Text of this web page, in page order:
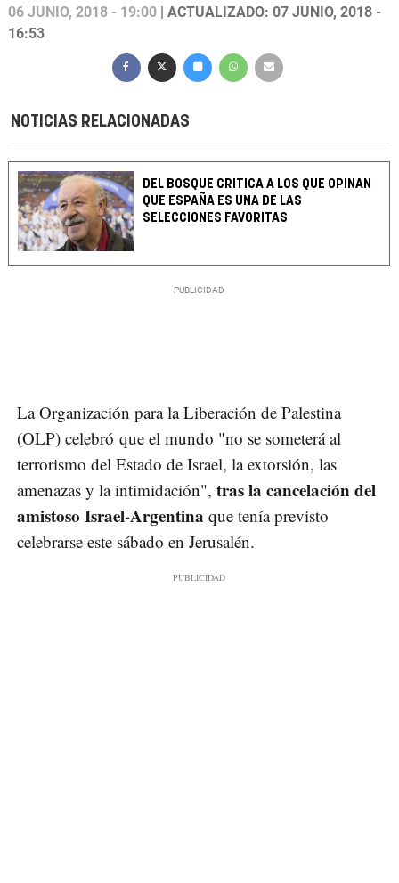
06 JUNIO, 2018 - 19:00 | ACTUALIZADO: 07 JUNIO, 2018 -
16:53
NOTICIAS RELACIONADAS
DEL BOSQUE CRITICA A LOS QUE OPINAN
QUE ESPAÑA ES UNA DE LAS
SELECCIONES FAVORITAS
La Organización para la Liberación de Palestina
(OLP) celebró que el mundo "no se someterá al
terrorismo del Estado de Israel, la extorsión, las
amenazas y la intimidación", tras la cancelación del
amistoso Israel-Argentina que tenía previsto
celebrarse este sábado en Jerusalén.